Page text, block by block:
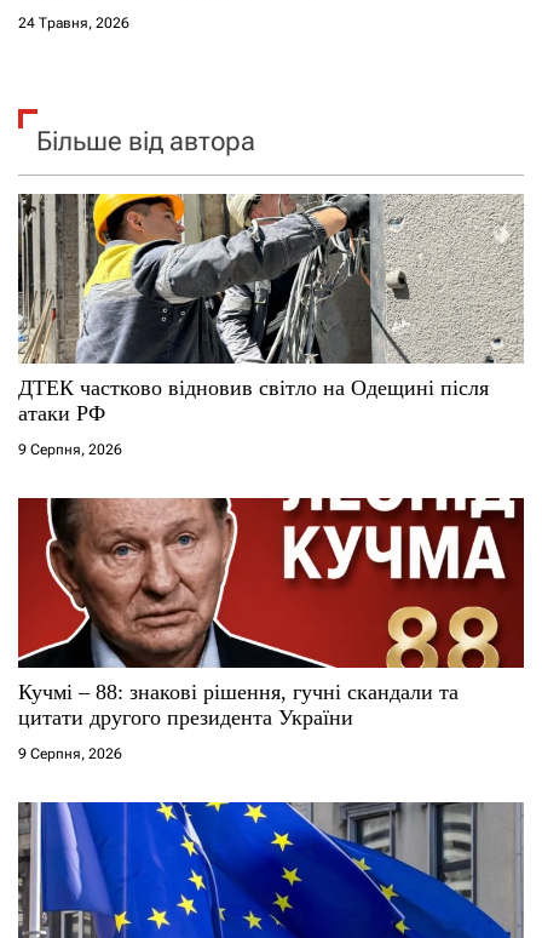
24 Травня, 2026
Більше від автора
ДТЕК частково відновив світло на Одещині після
атаки РФ
9 Серпня, 2026
Кучмі – 88: знакові рішення, гучні скандали та
цитати другого президента України
9 Серпня, 2026